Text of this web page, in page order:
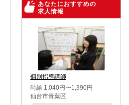
あなたにおすすめの
求人情報
個別指導講師
時給 1,040円〜1,390円
仙台市青葉区